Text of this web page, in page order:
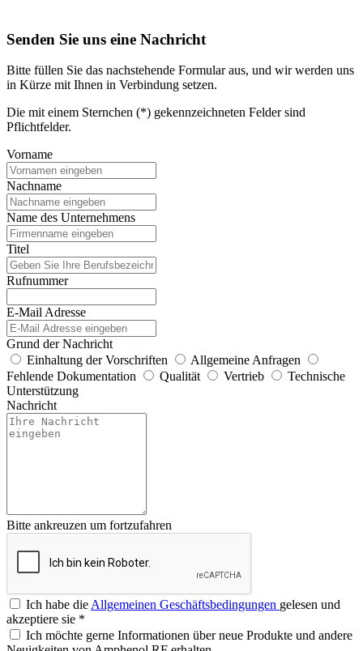
Senden Sie uns eine Nachricht
Bitte füllen Sie das nachstehende Formular aus, und wir werden uns
in Kürze mit Ihnen in Verbindung setzen.
Die mit einem Sternchen (*) gekennzeichneten Felder sind
Pflichtfelder.
Vorname
Nachname
Name des Unternehmens
Titel
Rufnummer
E-Mail Adresse
Grund der Nachricht
Einhaltung der Vorschriften
Allgemeine Anfragen
Fehlende Dokumentation
Qualität Vertrieb
Technische
Unterstützung
Nachricht
Bitte ankreuzen um fortzufahren
Ich habe dieAllgemeinen Geschäftsbedingungen gelesen und
akzeptiere sie *
Ich möchte gerne Informationen über neue Produkte und andere